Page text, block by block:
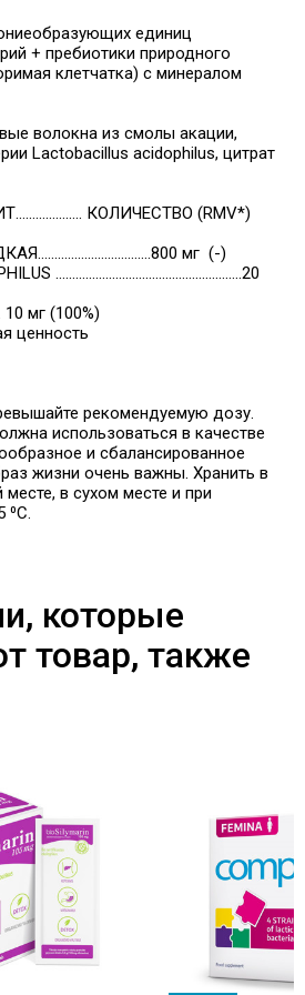
единиц
+ пребиотики природного
клетчатка) с минералом
волокна из смолы акации,
Lactobacillus acidophilus, цитрат
КОЛИЧЕСТВО (RMV*)
мг (-)
........................................................20
10 мг (100%)
ценность
рекомендуемую дозу.
использоваться в качестве
и сбалансированное
жизни очень важны. Хранить в
в сухом месте и при
которые
товар, также